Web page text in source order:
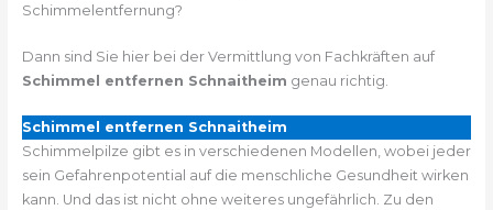
Schimmelentfernung?
Dann sind Sie hier bei der Vermittlung von Fachkräften auf
Schimmel entfernen Schnaitheim genau richtig.
Schimmel entfernen Schnaitheim
Schimmelpilze gibt es in verschiedenen Modellen, wobei jeder
sein Gefahrenpotential auf die menschliche Gesundheit wirken
kann. Und das ist nicht ohne weiteres ungefährlich. Zu den